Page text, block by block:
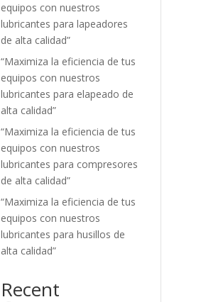
equipos con nuestros
lubricantes para lapeadores
de alta calidad”
“Maximiza la eficiencia de tus
equipos con nuestros
lubricantes para elapeado de
alta calidad”
“Maximiza la eficiencia de tus
equipos con nuestros
lubricantes para compresores
de alta calidad”
“Maximiza la eficiencia de tus
equipos con nuestros
lubricantes para husillos de
alta calidad”
Recent